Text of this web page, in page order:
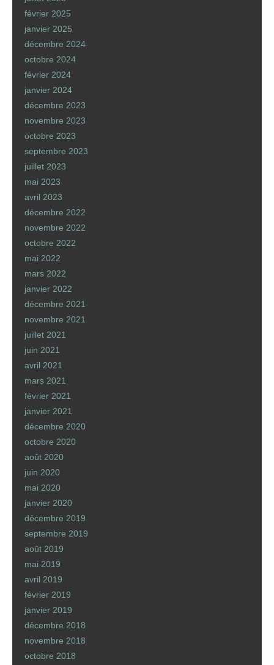
février 2025
janvier 2025
décembre 2024
octobre 2024
février 2024
janvier 2024
décembre 2023
novembre 2023
octobre 2023
septembre 2023
juillet 2023
mai 2023
avril 2023
décembre 2022
novembre 2022
octobre 2022
mai 2022
mars 2022
janvier 2022
décembre 2021
novembre 2021
juillet 2021
juin 2021
avril 2021
mars 2021
février 2021
janvier 2021
décembre 2020
octobre 2020
août 2020
juin 2020
mai 2020
janvier 2020
décembre 2019
septembre 2019
août 2019
mai 2019
avril 2019
février 2019
janvier 2019
décembre 2018
novembre 2018
octobre 2018